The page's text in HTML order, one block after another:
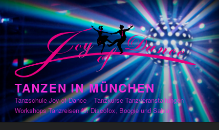
Zum
Inhalt
springen
TANZEN IN MÜNCHEN
Tanzschule Joy of Dance – Tanzkurse Tanzveranstaltungen
Workshops Tanzreisen für Discofox, Boogie und Salsa